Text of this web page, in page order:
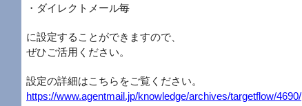
・ダイレクトメール毎
に設定することができますので、
ぜひご活用ください。
設定の詳細はこちらをご覧ください。
https://www.agentmail.jp/knowledge/archives/targetflow/4690/